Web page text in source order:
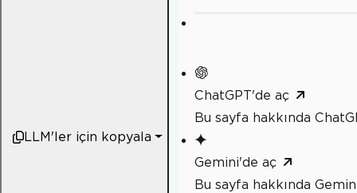
LLM'ler için kopyala
ChatGPT'de aç
Bu sayfa hakkında
Gemini'de aç
Bu sayfa hakkında